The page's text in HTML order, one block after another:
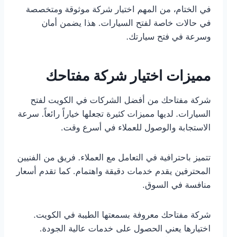
في الختام، من المهم اختيار شركة موثوقة ومتخصصة
في حالات خاصة لفتح السيارات. هذا يضمن أمان
وسرعة في فتح سيارتك.
مميزات اختيار شركة مفتاحك
شركة مفتاحك من أفضل الشركات في الكويت لفتح
السيارات. لديها مميزات كثيرة تجعلها خياراً رائعاً. سرعة
الاستجابة والوصول للعملاء في أسرع وقت.
تتميز باحترافية في التعامل مع العملاء. فريق من الفنيين
المحترفين يقدم خدمات دقيقة واهتمام. كما تقدم أسعار
منافسة في السوق.
شركة مفتاحك معروفة بسمعتها الطيبة في الكويت.
اختيارها يعني الحصول على خدمات عالية الجودة.